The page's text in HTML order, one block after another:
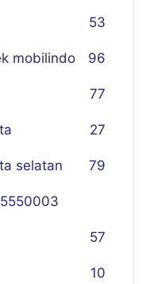
53
mobilindo 96
77
27
selatan 79
57
10